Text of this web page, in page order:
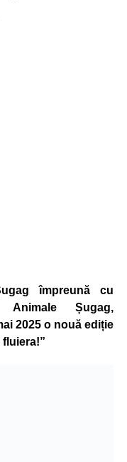
împreună cu
Șugag,
2025 o nouă ediție